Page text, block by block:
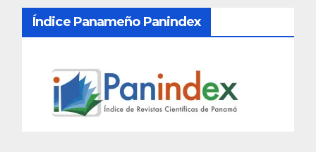
Índice Panameño Panindex